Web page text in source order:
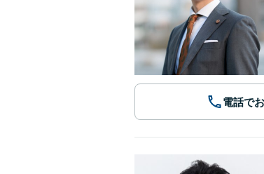
電話で